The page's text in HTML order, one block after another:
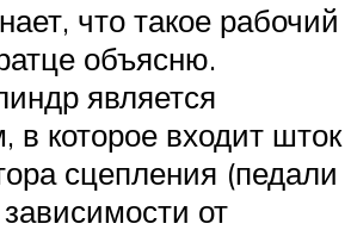
что такое рабочий
объясню.
является
в которое входит шток
сцепления (педали
от